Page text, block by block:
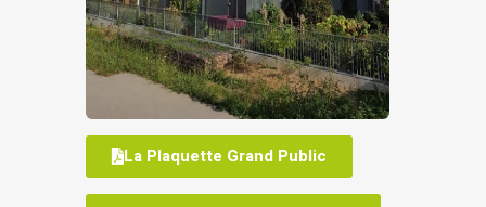
La Plaquette Grand Public